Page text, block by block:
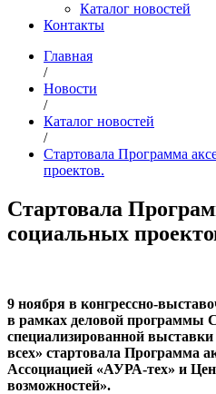
Каталог новостей
Контакты
Главная
/
Новости
/
Каталог новостей
/
Стартовала Программа
проектов.
Стартовала
социальных
9 ноября в конгрессно-
в рамках деловой программы
специализированной
всех» стартовала Программа
Ассоциацией «АУРА-тех» и
возможностей».